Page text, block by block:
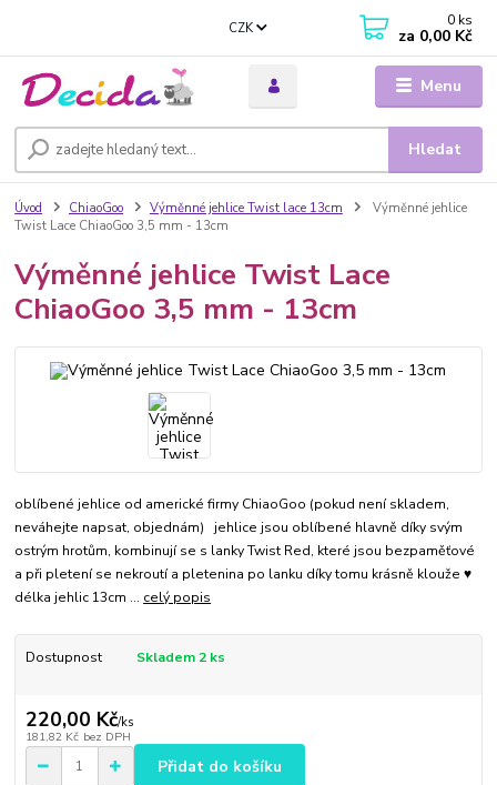
Menu
CZK
Hledat
0 ks
za 0,00 Kč
Úvod ChiaoGoo Výměnné jehlice Twist lace 13cm
Výměnné jehlice
Twist Lace ChiaoGoo 3,5 mm - 13cm
Výměnné jehlice Twist Lace
ChiaoGoo 3,5 mm - 13cm
oblíbené jehlice od americké firmy ChiaoGoo (pokud není skladem,
neváhejte napsat, objednám) jehlice jsou oblíbené hlavně díky svým
ostrým hrotům, kombinují se s lanky Twist Red, které jsou bezpaměťové
a při pletení se nekroutí a pletenina po lanku díky tomu krásně klouže ♥
délka jehlic 13cm ... celý popis
Dostupnost Skladem 2 ks
220,00 Kč/ks
181,82 Kč bez DPH
Přidat do košíku